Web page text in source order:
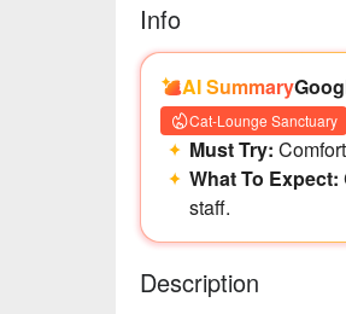
Info
AI Summary
Cat-Lounge Sanctuary
Must Try:
What To Expect:
staff.
Description